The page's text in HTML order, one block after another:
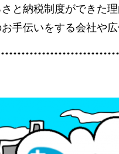
と納税制度ができた理
手伝いをする会社や